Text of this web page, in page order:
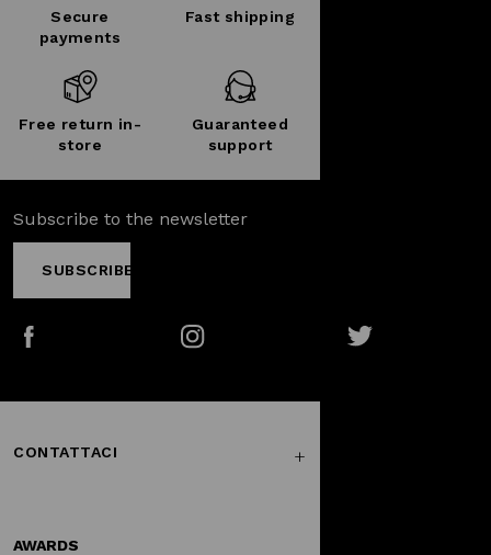
Secure
payments
Fast shipping
Free return in-
store
Guaranteed
support
Subscribe to the newsletter
SUBSCRIBE
CONTATTACI
AWARDS